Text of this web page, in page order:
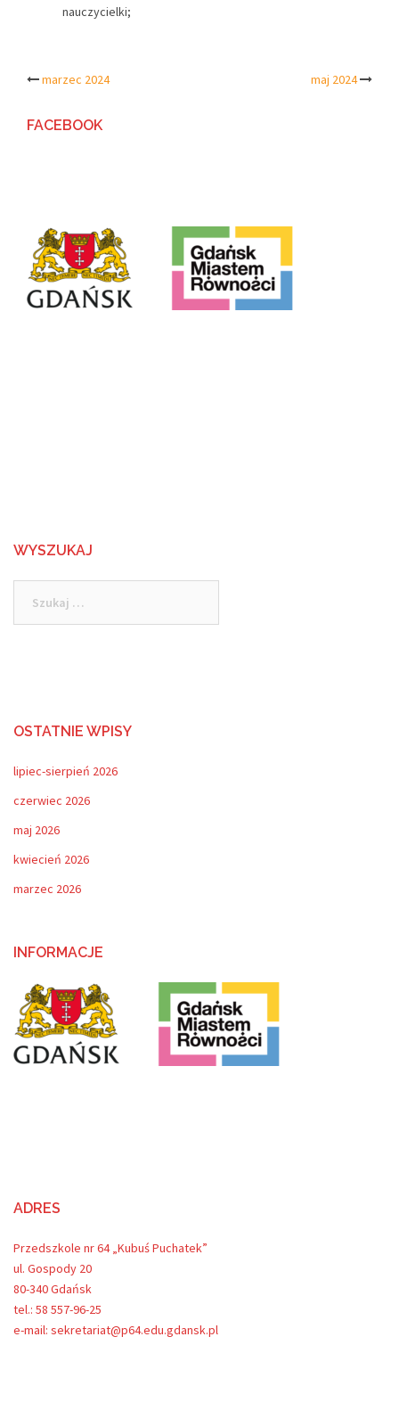
nauczycielki;
Post
navigation
marzec 2024 maj 2024
FACEBOOK
WYSZUKAJ
OSTATNIE WPISY
lipiec-sierpień 2026
czerwiec 2026
maj 2026
kwiecień 2026
marzec 2026
INFORMACJE
ADRES
Przedszkole nr 64 „Kubuś Puchatek”
ul. Gospody 20
80-340 Gdańsk
tel.: 58 557-96-25
e-mail: sekretariat@p64.edu.gdansk.pl